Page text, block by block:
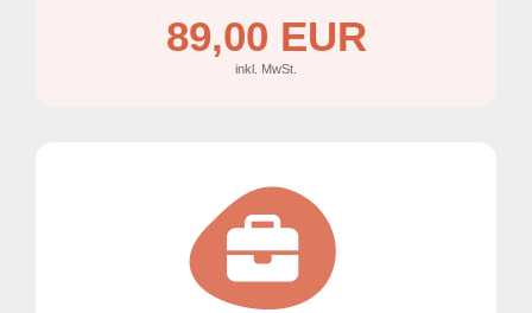
89,00 EUR
inkl. MwSt.